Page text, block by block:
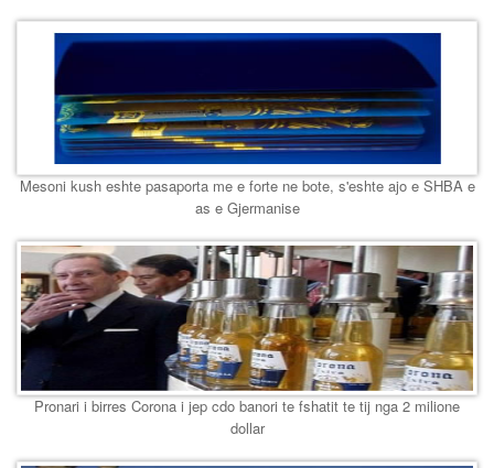
Mesoni kush eshte pasaporta me e forte ne bote, s'eshte ajo e SHBA e
as e Gjermanise
Pronari i birres Corona i jep cdo banori te fshatit te tij nga 2 milione
dollar